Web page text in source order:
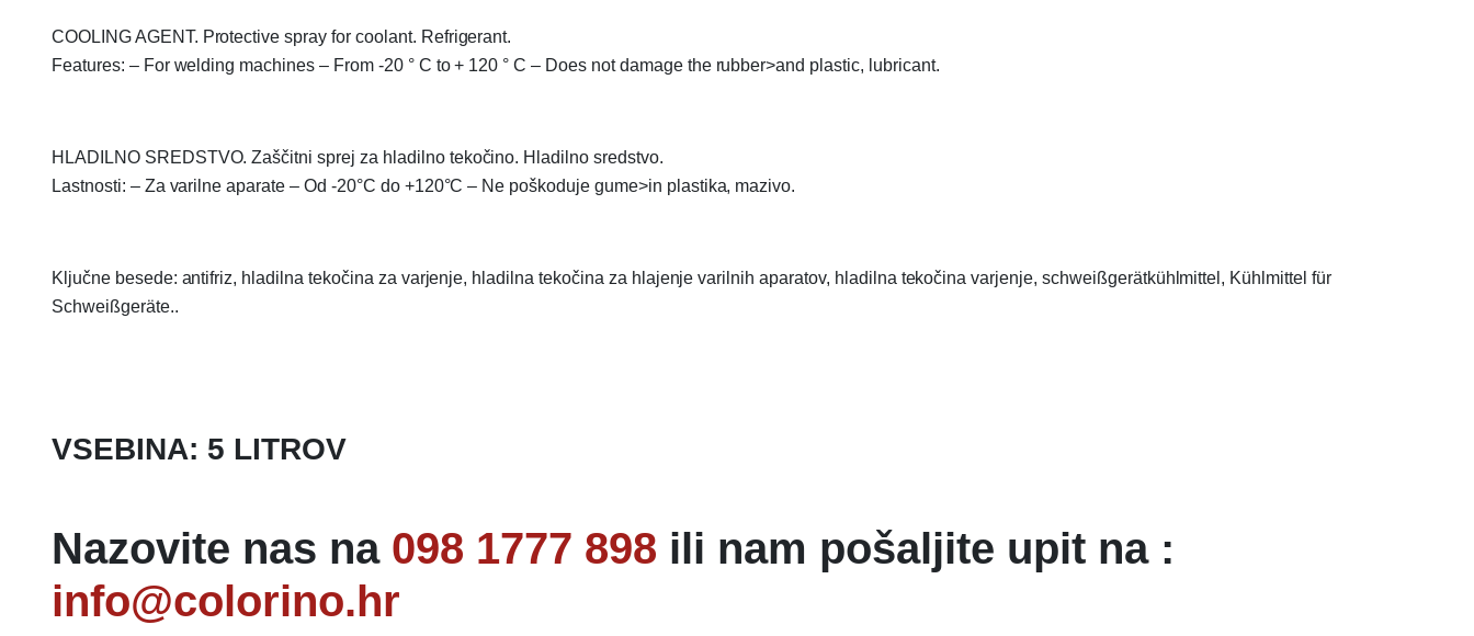
COOLING AGENT. Protective spray for coolant. Refrigerant.
Features: – For welding machines – From -20 ° C to + 120 ° C – Does not damage the rubber>and plastic, lubricant.
HLADILNO SREDSTVO. Zaščitni sprej za hladilno tekočino. Hladilno sredstvo.
Lastnosti: – Za varilne aparate – Od -20°C do +120°C – Ne poškoduje gume>in plastika, mazivo.
Ključne besede: antifriz, hladilna tekočina za varjenje, hladilna tekočina za hlajenje varilnih aparatov, hladilna tekočina varjenje, schweißgerätkühlmittel, Kühlmittel für
Schweißgeräte..
VSEBINA: 5 LITROV
Nazovite nas na 098 1777 898 ili nam pošaljite upit na :
info@colorino.hr